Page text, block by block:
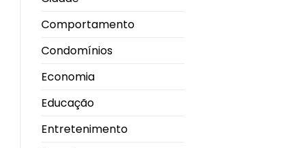
Comportamento
Condomínios
Economia
Educação
Entretenimento